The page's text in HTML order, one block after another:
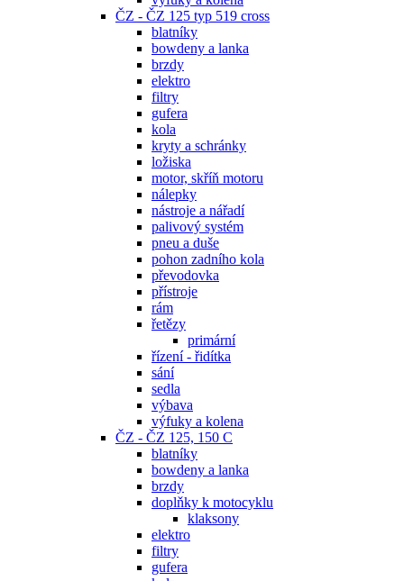
ČZ - ČZ 125 typ 519 cross
blatníky
bowdeny a lanka
brzdy
elektro
filtry
gufera
kola
kryty a schránky
ložiska
motor, skříň motoru
nálepky
nástroje a nářadí
palivový systém
pneu a duše
pohon zadního kola
převodovka
přístroje
rám
řetězy
primární
řízení - řidítka
sání
sedla
výbava
výfuky a kolena
ČZ - ČZ 125, 150 C
blatníky
bowdeny a lanka
brzdy
doplňky k motocyklu
klaksony
elektro
filtry
gufera